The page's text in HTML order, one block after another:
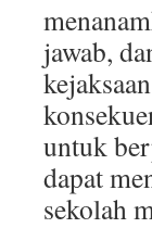
jawab,
untuk
dapat
sekolah